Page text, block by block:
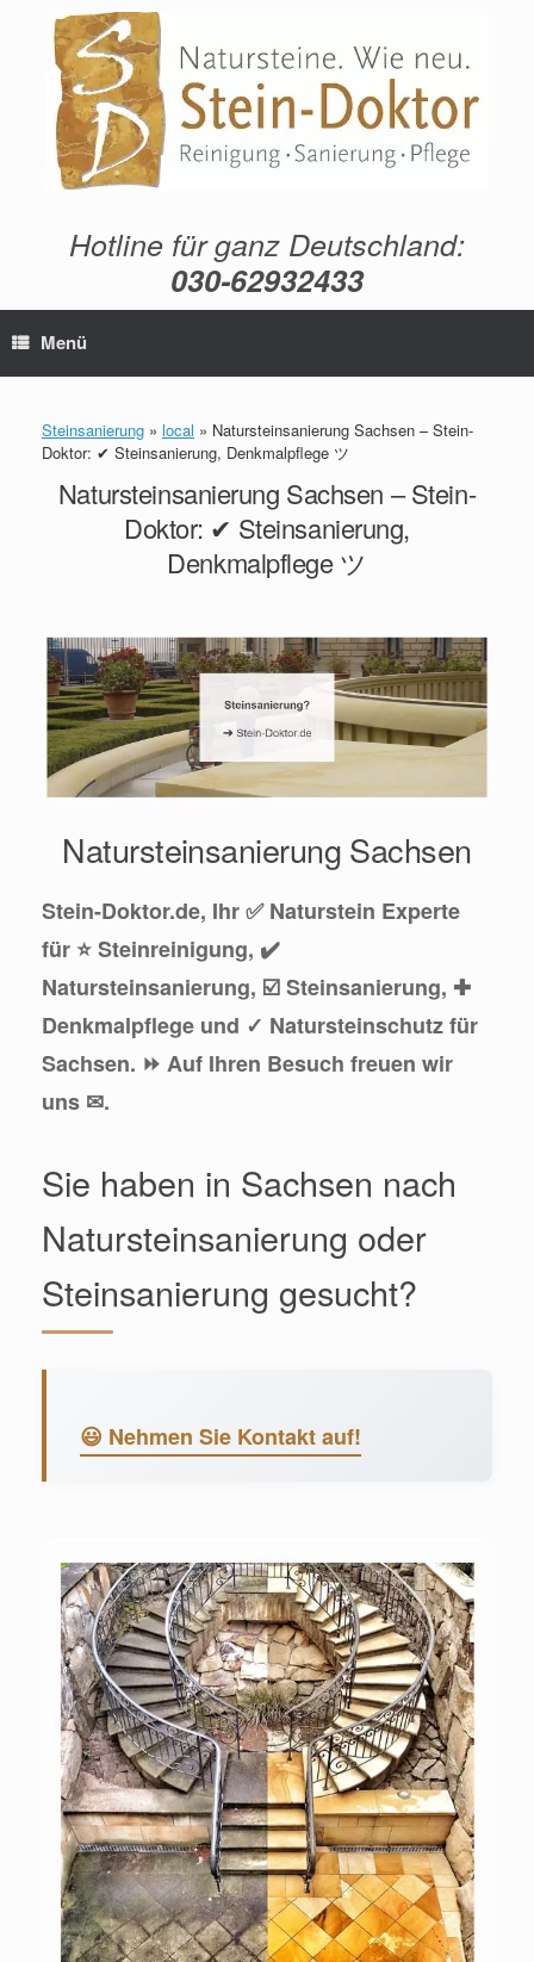
springen
Hotline für ganz Deutschland:
030-62932433
Menü
Steinsanierung » local » Natursteinsanierung Sachsen – Stein-
Doktor: ✔ Steinsanierung, Denkmalpflege ツ
Natursteinsanierung Sachsen – Stein-
Doktor: ✔ Steinsanierung,
Denkmalpflege ツ
Natursteinsanierung Sachsen
Stein-Doktor.de, Ihr ✅ Naturstein Experte
für ⭐ Steinreinigung, ✔️
Natursteinsanierung, ☑️ Steinsanierung, ✚
Denkmalpflege und ✓ Natursteinschutz für
Sachsen. ⏩ Auf Ihren Besuch freuen wir
uns ✉.
Sie haben in Sachsen nach
Natursteinsanierung oder
Steinsanierung gesucht?
😃 Nehmen Sie Kontakt auf!